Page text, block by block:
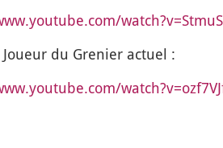
Joueur du Gre­nier actuel :